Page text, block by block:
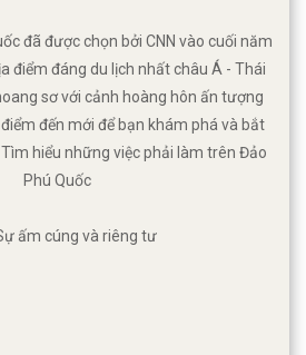
đã được chọn bởi CNN vào cuối năm
điểm đáng du lịch nhất châu Á - Thái
sơ với cảnh hoàng hôn ấn tượng
đến mới để bạn khám phá và bắt
hiểu những việc phải làm trên Đảo
Phú Quốc
ấm cúng và riêng tư